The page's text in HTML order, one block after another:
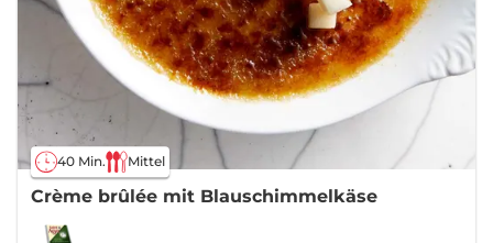
40 Min. Mittel
Crème brûlée mit Blauschimmelkäse